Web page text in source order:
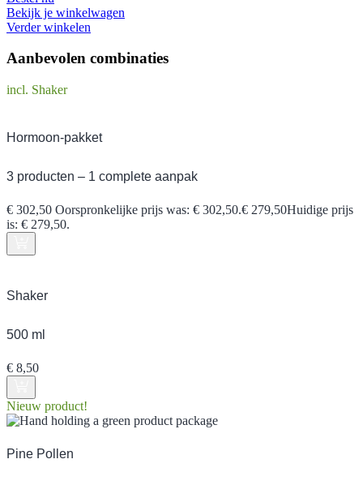
Bekijk je winkelwagen
Verder winkelen
Aanbevolen combinaties
incl. Shaker
Hormoon-pakket
3 producten – 1 complete aanpak
€ 302,50 Oorspronkelijke prijs was: € 302,50.€ 279,50Huidige prijs
is: € 279,50.
Shaker
500 ml
€ 8,50
Nieuw product!
Pine Pollen